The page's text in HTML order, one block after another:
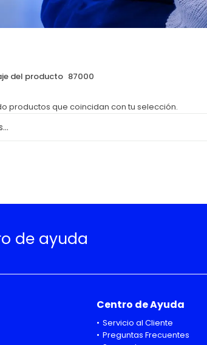
del producto 87000
productos que coincidan con tu selección.
de ayuda
Centro de Ayuda
Servicio al Cliente
Preguntas Frecuentes